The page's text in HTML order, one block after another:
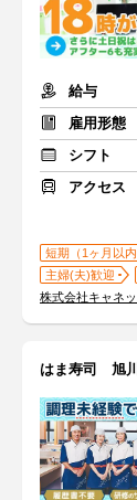
給与
雇用形態
シフト
アクセス
短期（1ヶ月以内
主婦(夫)歓迎
株式会社キャネ
はま寿司 旭